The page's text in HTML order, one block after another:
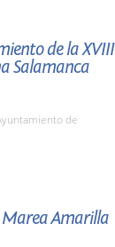
de la XVIII
Salamanca
de
Marea Amarilla